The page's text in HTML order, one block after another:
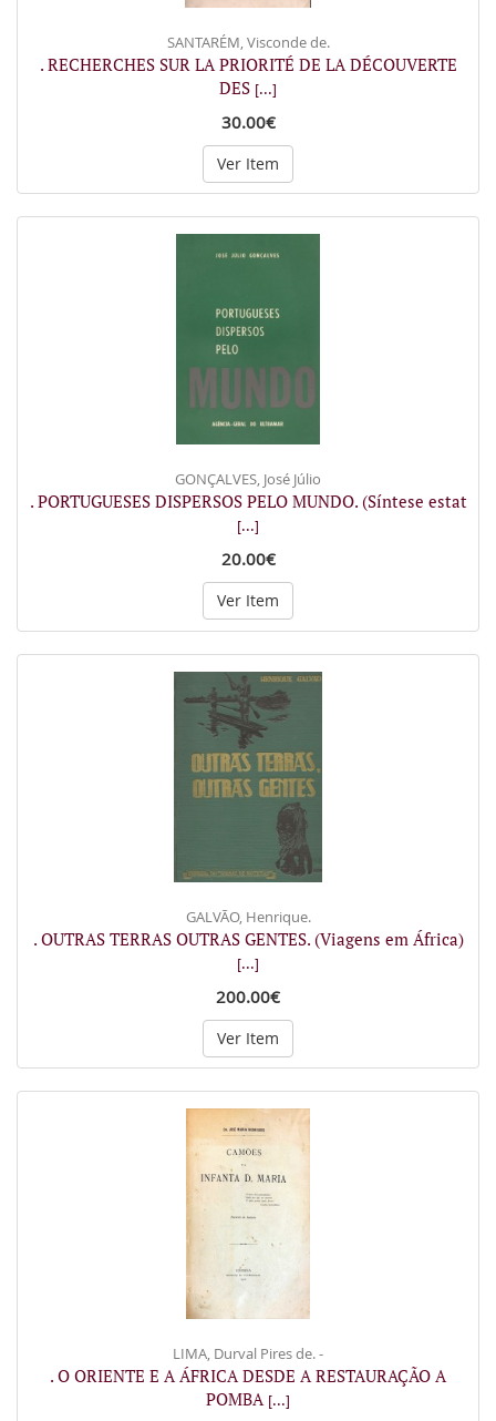
SANTARÉM, Visconde de.
. RECHERCHES SUR LA PRIORITÉ DE LA DÉCOUVERTE
DES [...]
30.00€
Ver Item
GONÇALVES, José Júlio
. PORTUGUESES DISPERSOS PELO MUNDO. (Síntese estat
[...]
20.00€
Ver Item
GALVÃO, Henrique.
. OUTRAS TERRAS OUTRAS GENTES. (Viagens em África)
[...]
200.00€
Ver Item
LIMA, Durval Pires de. -
. O ORIENTE E A ÁFRICA DESDE A RESTAURAÇÃO A
POMBA [...]